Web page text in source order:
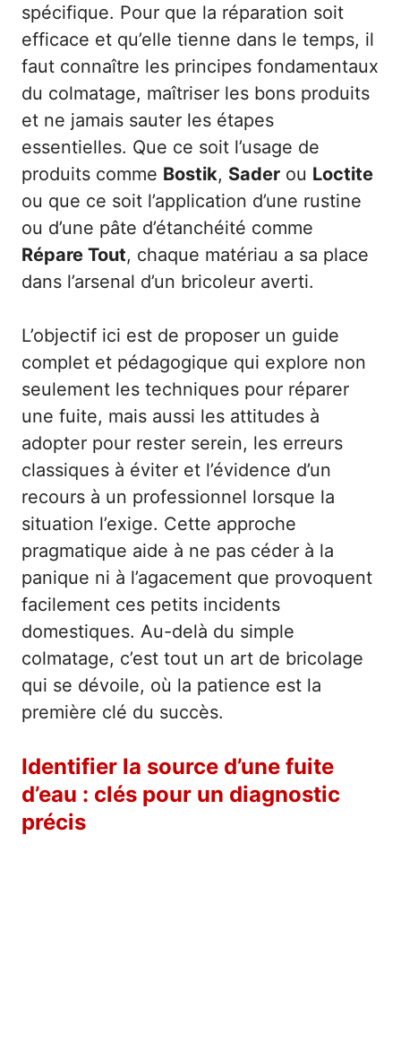
spécifique. Pour que la réparation soit
efficace et qu’elle tienne dans le temps, il
faut connaître les principes fondamentaux
du colmatage, maîtriser les bons produits
et ne jamais sauter les étapes
essentielles. Que ce soit l’usage de
produits comme Bostik, Sader ou Loctite
ou que ce soit l’application d’une rustine
ou d’une pâte d’étanchéité comme
Répare Tout, chaque matériau a sa place
dans l’arsenal d’un bricoleur averti.
L’objectif ici est de proposer un guide
complet et pédagogique qui explore non
seulement les techniques pour réparer
une fuite, mais aussi les attitudes à
adopter pour rester serein, les erreurs
classiques à éviter et l’évidence d’un
recours à un professionnel lorsque la
situation l’exige. Cette approche
pragmatique aide à ne pas céder à la
panique ni à l’agacement que provoquent
facilement ces petits incidents
domestiques. Au-delà du simple
colmatage, c’est tout un art de bricolage
qui se dévoile, où la patience est la
première clé du succès.
Identifier la source d’une fuite
d’eau : clés pour un diagnostic
précis